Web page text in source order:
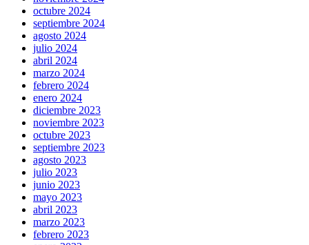
octubre 2024
septiembre 2024
agosto 2024
julio 2024
abril 2024
marzo 2024
febrero 2024
enero 2024
diciembre 2023
noviembre 2023
octubre 2023
septiembre 2023
agosto 2023
julio 2023
junio 2023
mayo 2023
abril 2023
marzo 2023
febrero 2023